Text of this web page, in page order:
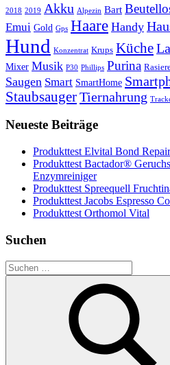
2018 2019 Akku Alpezin Bart
Emui Gold Gps Haare Handy
Hund Konzentrat Krups Küche
Mixer Musik P30 Phillips Purina
Saugen Smart SmartHome
StaubsaugerTiernahrung
Neueste Beiträge
Produkttest Elvital Bond
Produkttest Bactador®
Enzymreiniger
Produkttest Spreequell
Produkttest Jacobs Espresso
Produkttest Orthomol Vital
Suchen
Suchen
nach: